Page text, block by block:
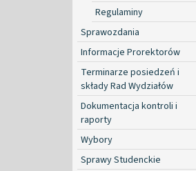
Regulaminy
Sprawozdania
Informacje Prorektorów
Terminarze posiedzeń i
składy Rad Wydziałów
Dokumentacja kontroli i
raporty
Wybory
Sprawy Studenckie